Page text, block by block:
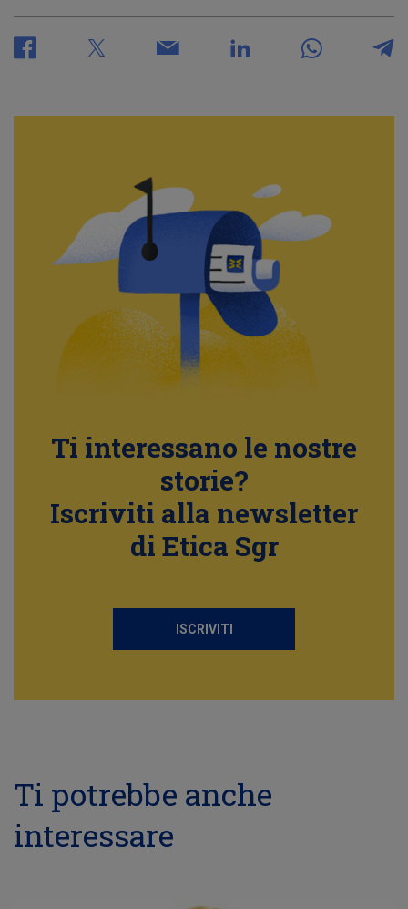
Ti interessano le nostre
storie?
Iscriviti alla newsletter
di Etica Sgr
ISCRIVITI
Ti potrebbe anche
interessare